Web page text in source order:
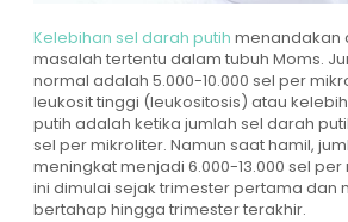
Kelebihan sel darah putih menandakan
masalah tertentu dalam tubuh Moms.
normal adalah 5.000-10.000 sel per
leukosit tinggi (leukositosis) atau
putih adalah ketika jumlah sel darah
sel per mikroliter. Namun saat hamil,
meningkat menjadi 6.000-13.000 sel per
ini dimulai sejak trimester pertama dan
bertahap hingga trimester terakhir.